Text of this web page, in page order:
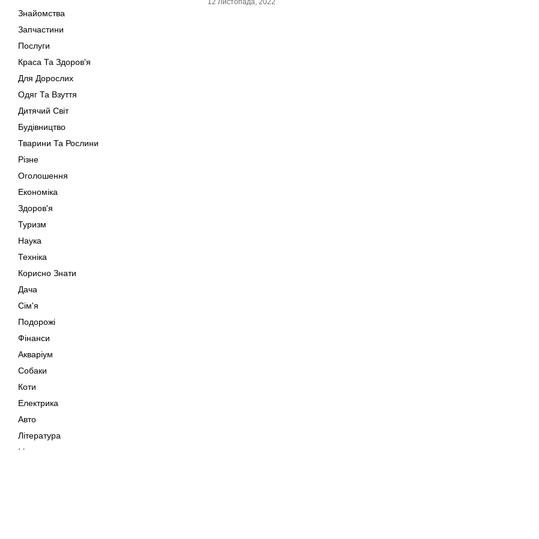
Знайомства
Запчастини
Послуги
Краса Та Здоров'я
Для Дорослих
Одяг Та Взуття
Дитячий Світ
Будівництво
Тварини Та Рослини
Різне
Оголошення
Економіка
Здоров'я
Туризм
Наука
Техніка
Корисно Знати
Дача
Сім'я
Подорожі
Фінанси
Акваріум
Собаки
Коти
Електрика
Авто
Література
Музика
12 Листопада, 2022